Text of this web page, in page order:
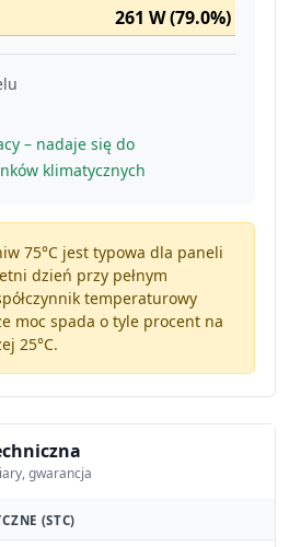
261 W (79.0%)
– nadaje się do
klimatycznych
75°C jest typowa dla paneli
dzień przy pełnym
temperaturowy
moc spada o tyle procent na
25°C.
gwarancja
(STC)